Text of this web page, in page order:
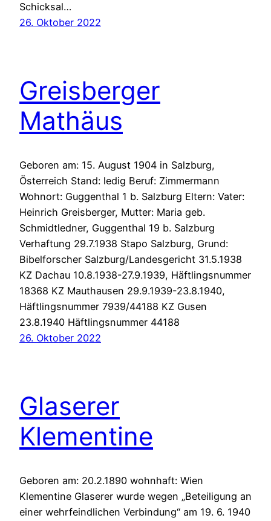
Schicksal…
26. Oktober 2022
Greisberger
Mathäus
Geboren am: 15. August 1904 in Salzburg,
Österreich Stand: ledig Beruf: Zimmermann
Wohnort: Guggenthal 1 b. Salzburg Eltern: Vater:
Heinrich Greisberger, Mutter: Maria geb.
Schmidtledner, Guggenthal 19 b. Salzburg
Verhaftung 29.7.1938 Stapo Salzburg, Grund:
Bibelforscher Salzburg/Landesgericht 31.5.1938
KZ Dachau 10.8.1938-27.9.1939, Häftlingsnummer
18368 KZ Mauthausen 29.9.1939-23.8.1940,
Häftlingsnummer 7939/44188 KZ Gusen
23.8.1940 Häftlingsnummer 44188
26. Oktober 2022
Glaserer
Klementine
Geboren am: 20.2.1890 wohnhaft: Wien
Klementine Glaserer wurde wegen „Beteiligung an
einer wehrfeindlichen Verbindung“ am 19. 6. 1940